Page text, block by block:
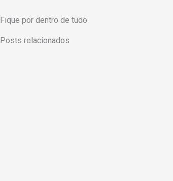
Fique por dentro de tudo
Posts relacionados